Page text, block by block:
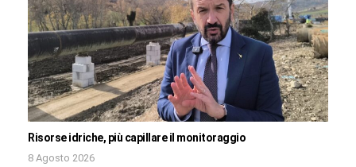
Risorse idriche, più capillare il monitoraggio
8 Agosto 2026